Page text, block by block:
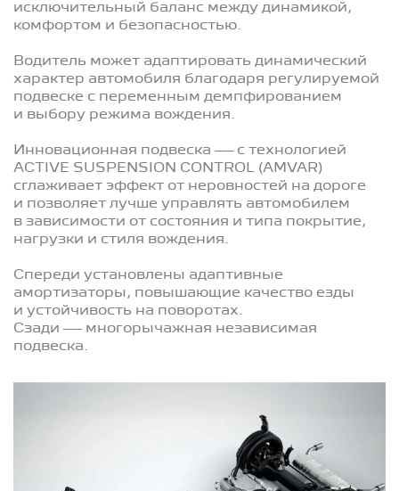
исключительный баланс между динамикой,
комфортом и безопасностью.
Водитель может адаптировать динамический
характер автомобиля благодаря регулируемой
подвеске с переменным демпфированием
и выбору режима вождения.
Инновационная подвеска — с технологией
ACTIVE SUSPENSION CONTROL (AMVAR)
сглаживает эффект от неровностей на дороге
и позволяет лучше управлять автомобилем
в зависимости от состояния и типа покрытие,
нагрузки и стиля вождения.
Спереди установлены адаптивные
амортизаторы, повышающие качество езды
и устойчивость на поворотах.
Сзади — многорычажная независимая
подвеска.